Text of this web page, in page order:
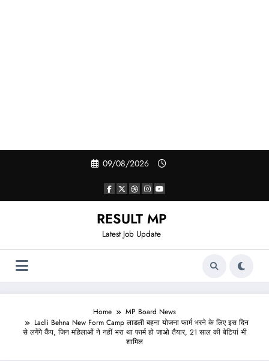
09/08/2026
RESULT MP
Latest Job Update
Home
MP Board News
Ladli Behna New Form Camp लाडली बहना योजना फार्म भरने के लिए इस दिन
से लगेंगे कैंप, जिन महिलाओं ने नहीं भरा था फार्म हो जाओ तैयार, 21 साल की बेटियां भी
शामिल